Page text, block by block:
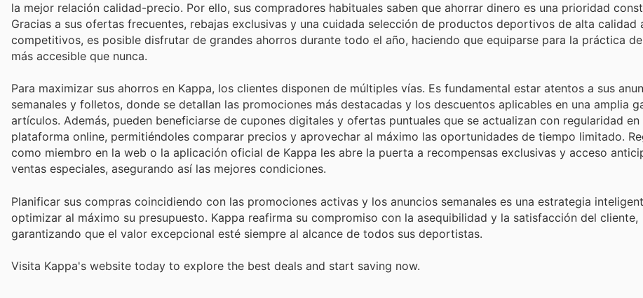
la mejor relación calidad-precio. Por ello, sus compradores habituales saben que ahorrar dinero es una prioridad
Gracias a sus ofertas frecuentes, rebajas exclusivas y una cuidada selección de productos deportivos de alta calidad
competitivos, es posible disfrutar de grandes ahorros durante todo el año, haciendo que equiparse para la práctica
más accesible que nunca.
Para maximizar sus ahorros en Kappa, los clientes disponen de múltiples vías. Es fundamental estar atentos a sus
semanales y folletos, donde se detallan las promociones más destacadas y los descuentos aplicables en una amplia
artículos. Además, pueden beneficiarse de cupones digitales y ofertas puntuales que se actualizan con regularidad en
plataforma online, permitiéndoles comparar precios y aprovechar al máximo las oportunidades de tiempo limitado.
como miembro en la web o la aplicación oficial de Kappa les abre la puerta a recompensas exclusivas y acceso
ventas especiales, asegurando así las mejores condiciones.
Planificar sus compras coincidiendo con las promociones activas y los anuncios semanales es una estrategia
optimizar al máximo su presupuesto. Kappa reafirma su compromiso con la asequibilidad y la satisfacción del cliente,
garantizando que el valor excepcional esté siempre al alcance de todos sus deportistas.
Visita Kappa's website today to explore the best deals and start saving now.